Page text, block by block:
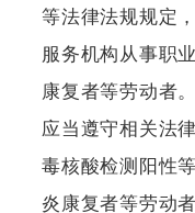
等法律法规规定
服务机构从事职
康复者等劳动者
应当遵守相关法
毒核酸检测阳性
炎康复者等劳动